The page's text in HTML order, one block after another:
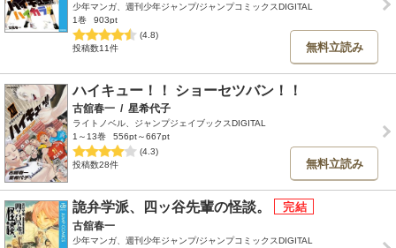
少年マンガ、週刊少年ジャンプ/ジャンプコミックスDIGITAL
1巻
903pt
(4.8)
投稿数11件
無料立読み
ハイキュー！！ ショーセツバン！！
古舘春一 / 星希代子
ライトノベル、ジャンプジェイブックスDIGITAL
1～13巻
556pt～667pt
(4.3)
投稿数28件
無料立読み
詭弁学派、四ッ谷先輩の怪談。
古舘春一
少年マンガ、週刊少年ジャンプ/ジャンプコミックスDIGITAL